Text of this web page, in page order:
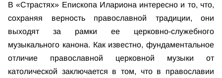
В «Страстях» Епископа Илариона интересно и то, что,
сохраняя верность православной традиции, они
выходят за рамки ее церковно-служебного
музыкального канона. Как известно, фундаментальное
отличие православной церковной музыки от
католической заключается в том, что в православии